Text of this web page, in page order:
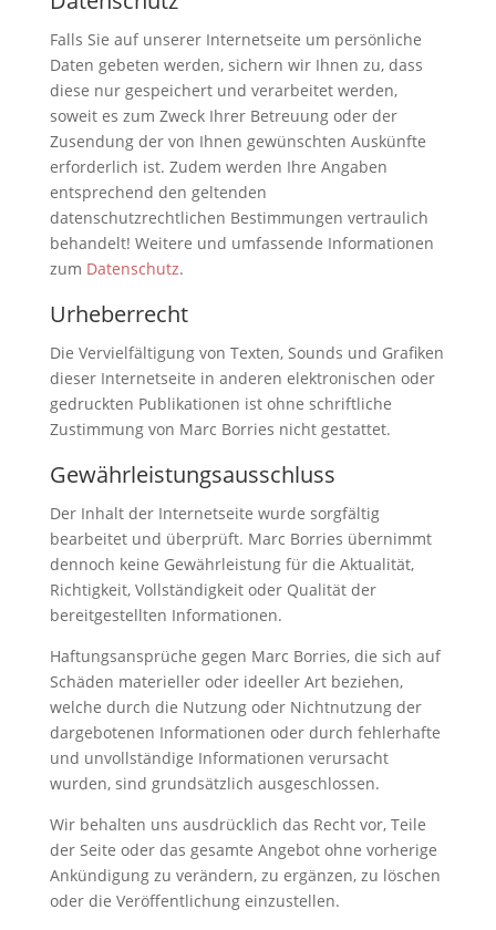
Falls Sie auf unserer Internetseite um persönliche
Daten gebeten werden, sichern wir Ihnen zu, dass
diese nur gespeichert und verarbeitet werden,
soweit es zum Zweck Ihrer Betreuung oder der
Zusendung der von Ihnen gewünschten Auskünfte
erforderlich ist. Zudem werden Ihre Angaben
entsprechend den geltenden
datenschutzrechtlichen Bestimmungen vertraulich
behandelt! Weitere und umfassende Informationen
zum Datenschutz.
Urheberrecht
Die Vervielfältigung von Texten, Sounds und Grafiken
dieser Internetseite in anderen elektronischen oder
gedruckten Publikationen ist ohne schriftliche
Zustimmung von Marc Borries nicht gestattet.
Gewährleistungsausschluss
Der Inhalt der Internetseite wurde sorgfältig
bearbeitet und überprüft. Marc Borries übernimmt
dennoch keine Gewährleistung für die Aktualität,
Richtigkeit, Vollständigkeit oder Qualität der
bereitgestellten Informationen.
Haftungsansprüche gegen Marc Borries, die sich auf
Schäden materieller oder ideeller Art beziehen,
welche durch die Nutzung oder Nichtnutzung der
dargebotenen Informationen oder durch fehlerhafte
und unvollständige Informationen verursacht
wurden, sind grundsätzlich ausgeschlossen.
Wir behalten uns ausdrücklich das Recht vor, Teile
der Seite oder das gesamte Angebot ohne vorherige
Ankündigung zu verändern, zu ergänzen, zu löschen
oder die Veröffentlichung einzustellen.